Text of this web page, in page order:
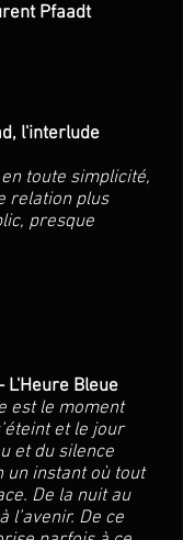
Pfaadt
l'interlude
toute simplicité,
relation plus
presque
L'Heure Bleue
est le moment
et le jour
et du silence
un instant où tout
De la nuit au
l’avenir. De ce